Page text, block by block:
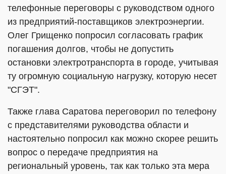
телефонные переговоры с руководством одного
из предприятий-поставщиков электроэнергии.
Олег Грищенко попросил согласовать график
погашения долгов, чтобы не допустить
остановки электротранспорта в городе, учитывая
ту огромную социальную нагрузку, которую несет
"СГЭТ".
Также глава Саратова переговорил по телефону
с представителями руководства области и
настоятельно попросил как можно скорее решить
вопрос о передаче предприятия на
региональный уровень, так как только эта мера